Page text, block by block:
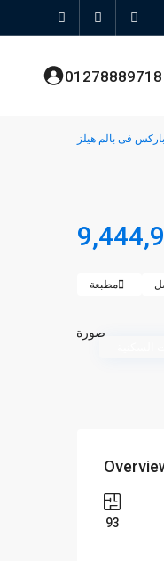
01278889718
فى بالم هيلز
مطبعة
93